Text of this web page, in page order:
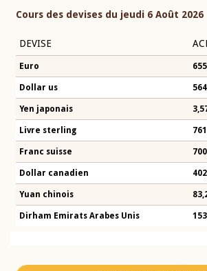
Cours des devises du jeudi 6 Août 2026
DEVISE
Euro
Dollar us
Yen japonais
Livre sterling
Franc suisse
Dollar canadien
Yuan chinois
Dirham Emirats Arabes Unis